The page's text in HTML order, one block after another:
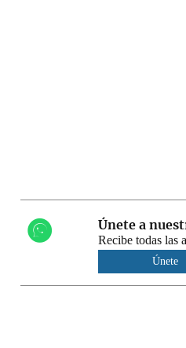
Únete a
Recibe todas las
Únete